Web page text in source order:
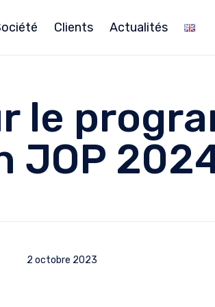
Clients Actualités
le
JOP
2 octobre 2023